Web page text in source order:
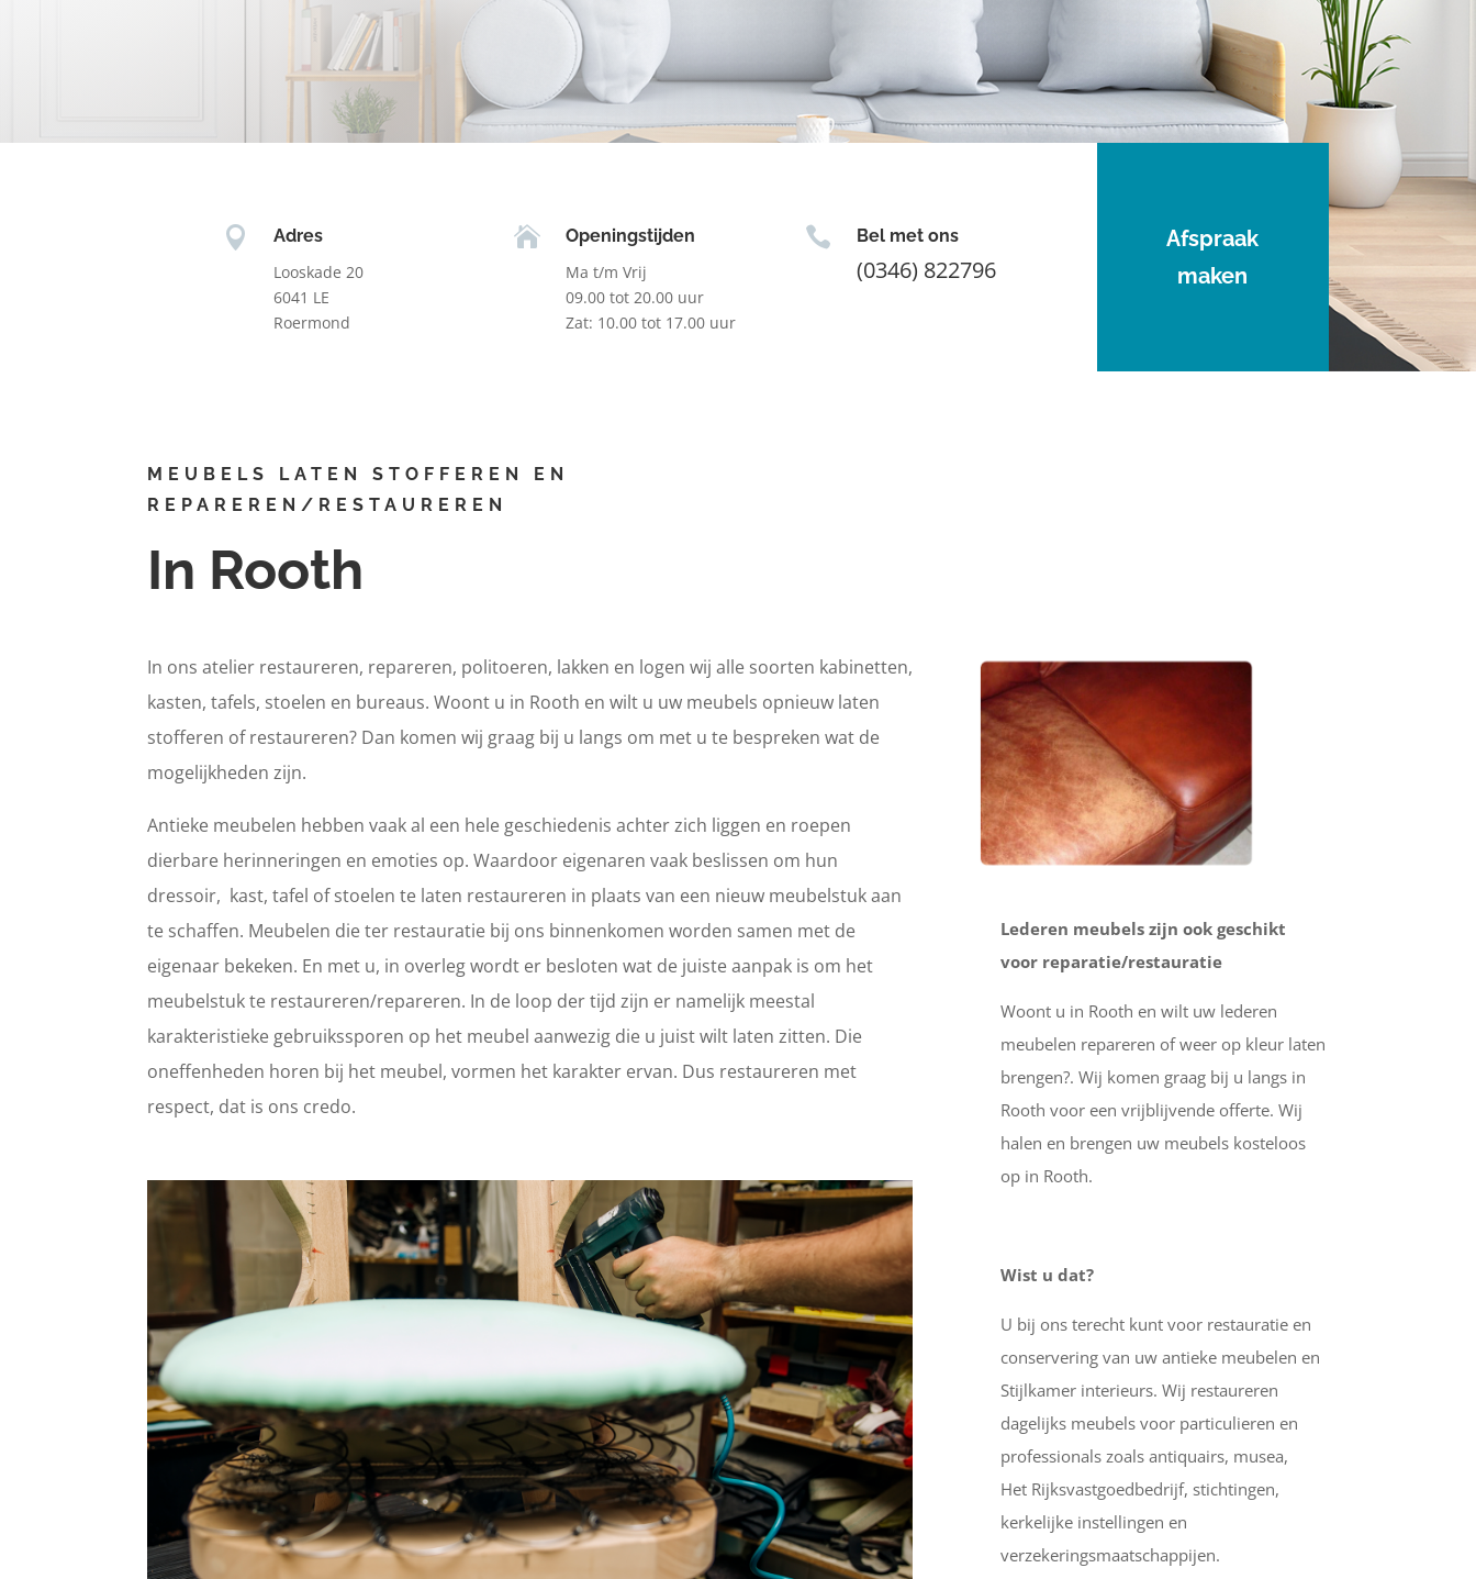

Adres
Looskade 20
6041 LE
Roermond

Openingstijden
Ma t/m Vrij
09.00 tot 20.00 uur
Zat: 10.00 tot 17.00 uur
 Bel met ons
(0346) 822796
Afspraak
maken
MEUBELS LATEN STOFFEREN EN
REPAREREN/RESTAUREREN
In Rooth
In ons atelier restaureren, repareren, politoeren, lakken en logen wij alle soorten kabinetten,
kasten, tafels, stoelen en bureaus. Woont u in Rooth en wilt u uw meubels opnieuw laten
stofferen of restaureren? Dan komen wij graag bij u langs om met u te bespreken wat de
mogelijkheden zijn.
Antieke meubelen hebben vaak al een hele geschiedenis achter zich liggen en roepen
dierbare herinneringen en emoties op. Waardoor eigenaren vaak beslissen om hun
dressoir, kast, tafel of stoelen te laten restaureren in plaats van een nieuw meubelstuk aan
te schaffen. Meubelen die ter restauratie bij ons binnenkomen worden samen met de
eigenaar bekeken. En met u, in overleg wordt er besloten wat de juiste aanpak is om het
meubelstuk te restaureren/repareren. In de loop der tijd zijn er namelijk meestal
karakteristieke gebruikssporen op het meubel aanwezig die u juist wilt laten zitten. Die
oneffenheden horen bij het meubel, vormen het karakter ervan. Dus restaureren met
respect, dat is ons credo.
Lederen meubels zijn ook geschikt
voor reparatie/restauratie
Woont u in Rooth en wilt uw lederen
meubelen repareren of weer op kleur laten
brengen?. Wij komen graag bij u langs in
Rooth voor een vrijblijvende offerte. Wij
halen en brengen uw meubels kosteloos
op in Rooth.
Wist u dat?
U bij ons terecht kunt voor restauratie en
conservering van uw antieke meubelen en
Stijlkamer interieurs. Wij restaureren
dagelijks meubels voor particulieren en
professionals zoals antiquairs, musea,
Het Rijksvastgoedbedrijf, stichtingen,
kerkelijke instellingen en
verzekeringsmaatschappijen.